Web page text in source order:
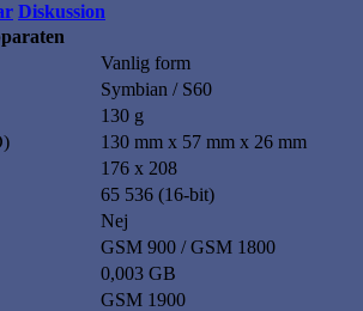
Diskussion
Vanlig form
Symbian / S60
130 g
130 mm x 57 mm x 26 mm
176 x 208
65 536 (16-bit)
Nej
GSM 900 / GSM 1800
0,003 GB
GSM 1900